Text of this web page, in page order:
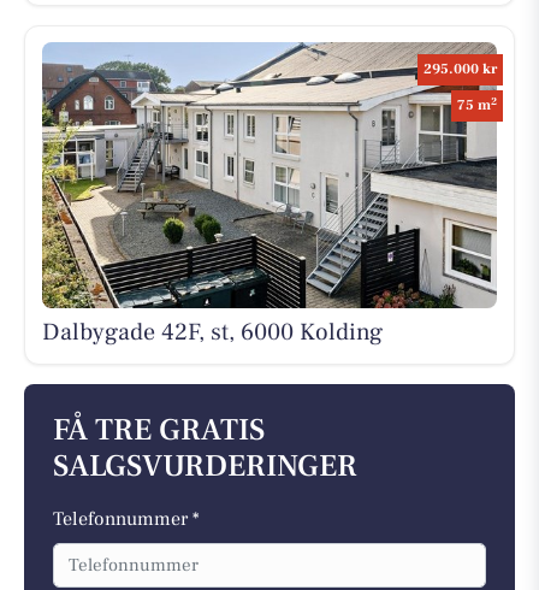
295.000 kr
75 m2
Dalbygade 42F, st, 6000 Kolding
FÅ TRE GRATIS
SALGSVURDERINGER
Telefonnummer *